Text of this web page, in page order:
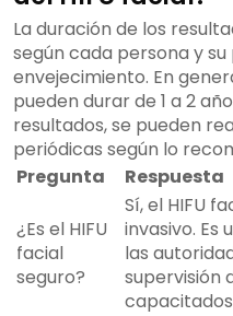
La duración de los
según cada persona y
envejecimiento. En
pueden durar de 1 a 2
resultados, se pueden
periódicas según lo
Pregunta
Respuesta
¿Es el HIFU
facial
seguro?
Sí, el HIFU
invasivo.
las
supervisión